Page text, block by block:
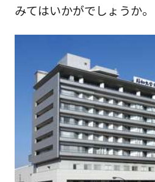
みてはいかがでしょうか。